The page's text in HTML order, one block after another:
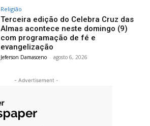
Religião
Terceira edição do Celebra Cruz das
Almas acontece neste domingo (9)
com programação de fé e
evangelização
Jeferson Damasceno - agosto 6, 2026
- Advertisement -